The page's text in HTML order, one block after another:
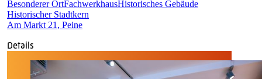
Besonderer OrtFachwerkhausHistorisches Gebäude
Historischer Stadtkern
Am Markt 21, Peine
Details